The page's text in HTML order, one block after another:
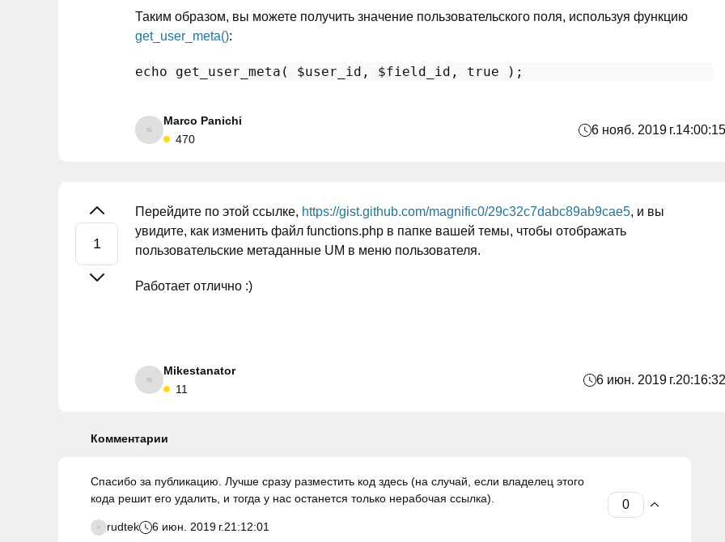
Таким образом, вы можете получить значение пользовательского поля, используя функцию
get_user_meta():
echo get_user_meta( $user_id , $field_id , true
Marco Panichi
470
6 нояб. 2019 г.14:00:15
Перейдите по этой ссылке, https://gist.github.com/magnific0/29c32c7dabc89ab9cae5, и вы
увидите, как изменить файл functions.php в папке вашей темы, чтобы отображать
пользовательские метаданные UM в меню пользователя.
Работает отлично :)
Mikestanator
11
6 июн. 2019 г.20:16:32
Комментарии
Спасибо за публикацию. Лучше сразу разместить код здесь (на случай, если владелец этого
кода решит его удалить, и тогда у нас останется только нерабочая ссылка).
rudtek 6 июн. 2019 г.21:12:01